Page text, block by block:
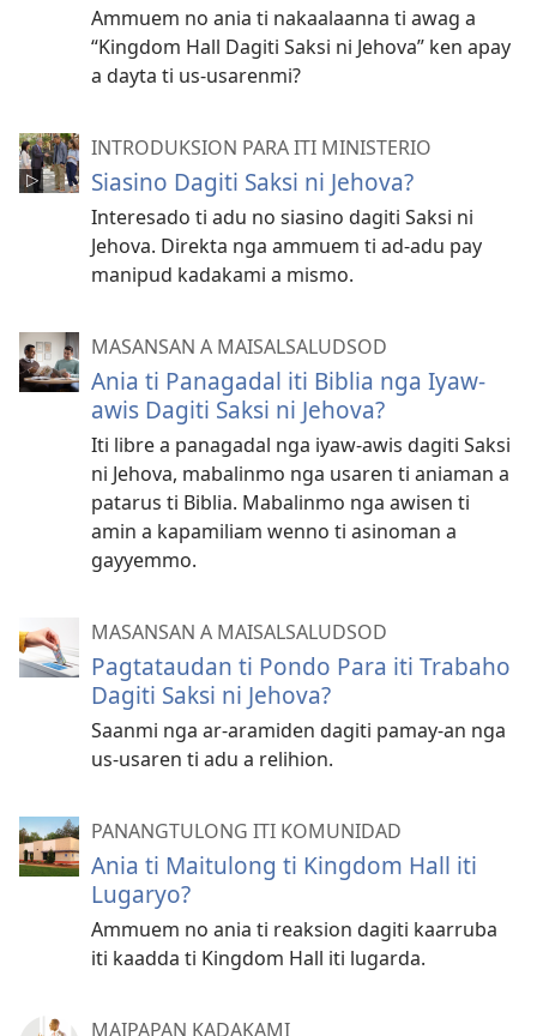
Ammuem no ania ti nakaalaanna ti awag a
“Kingdom Hall Dagiti Saksi ni Jehova” ken apay
a dayta ti us-usarenmi?
INTRODUKSION PARA ITI MINISTERIO
Siasino Dagiti Saksi ni Jehova?
Interesado ti adu no siasino dagiti Saksi ni
Jehova. Direkta nga ammuem ti ad-adu pay
manipud kadakami a mismo.
MASANSAN A MAISALSALUDSOD
Ania ti Panagadal iti Biblia nga Iyaw-
awis Dagiti Saksi ni Jehova?
Iti libre a panagadal nga iyaw-awis dagiti Saksi
ni Jehova, mabalinmo nga usaren ti aniaman a
patarus ti Biblia. Mabalinmo nga awisen ti
amin a kapamiliam wenno ti asinoman a
gayyemmo.
MASANSAN A MAISALSALUDSOD
Pagtataudan ti Pondo Para iti Trabaho
Dagiti Saksi ni Jehova?
Saanmi nga ar-aramiden dagiti pamay-an nga
us-usaren ti adu a relihion.
PANANGTULONG ITI KOMUNIDAD
Ania ti Maitulong ti Kingdom Hall iti
Lugaryo?
Ammuem no ania ti reaksion dagiti kaarruba
iti kaadda ti Kingdom Hall iti lugarda.
MAIPAPAN KADAKAMI